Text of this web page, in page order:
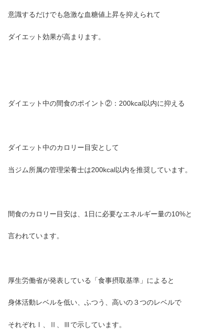
意識するだけでも急激な血糖値上昇を抑えられて
ダイエット効果が高まります。
ダイエット中の間食のポイント②：200kcal以内に抑える
ダイエット中のカロリー目安として
当ジム所属の管理栄養士は200kcal以内を推奨しています。
間食のカロリー目安は、1日に必要なエネルギー量の10%と
言われています。
厚生労働省が発表している「食事摂取基準」によると
身体活動レベルを低い、ふつう、高いの３つのレベルで
それぞれⅠ、Ⅱ、Ⅲで示しています。